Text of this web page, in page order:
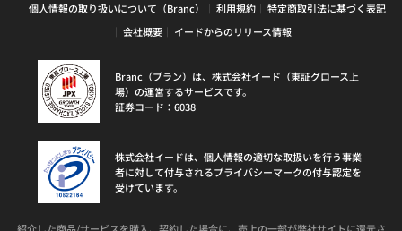
個人情報の取り扱いについて（Branc）
利用規約
特定商取引法に基づく表記
会社概要
イードからのリリース情報
Branc（ブラン）は、株式会社イード（東証グロース上
場）の運営するサービスです。
証券コード：6038
株式会社イードは、個人情報の適切な取扱いを行う事業
者に対して付与されるプライバシーマークの付与認定を
受けています。